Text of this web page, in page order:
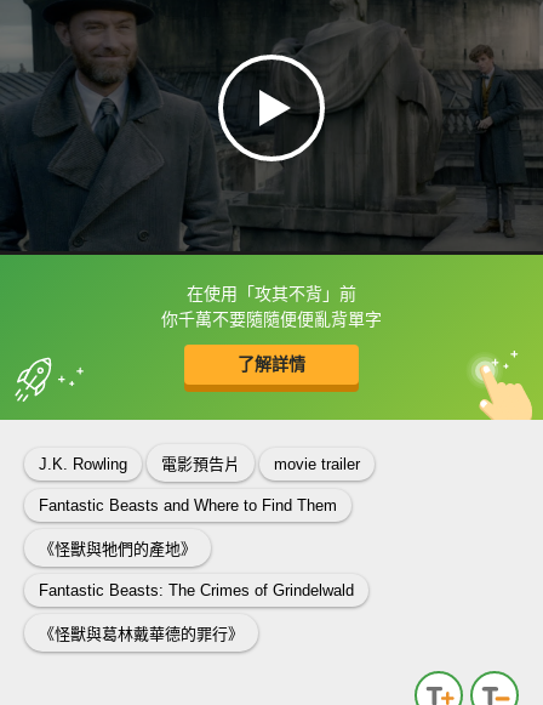
在使用「攻其不背」前
你千萬不要隨隨便便亂背單字
了解詳情
框選或點兩下字幕可以直接查字典喔！
收錄佳句 中
英
J.K. Rowling 電影預告片 movie trailer
Fantastic Beasts and Where to Find Them
《怪獸與牠們的產地》
Fantastic Beasts: The Crimes of Grindelwald
《怪獸與葛林戴華德的罪行》